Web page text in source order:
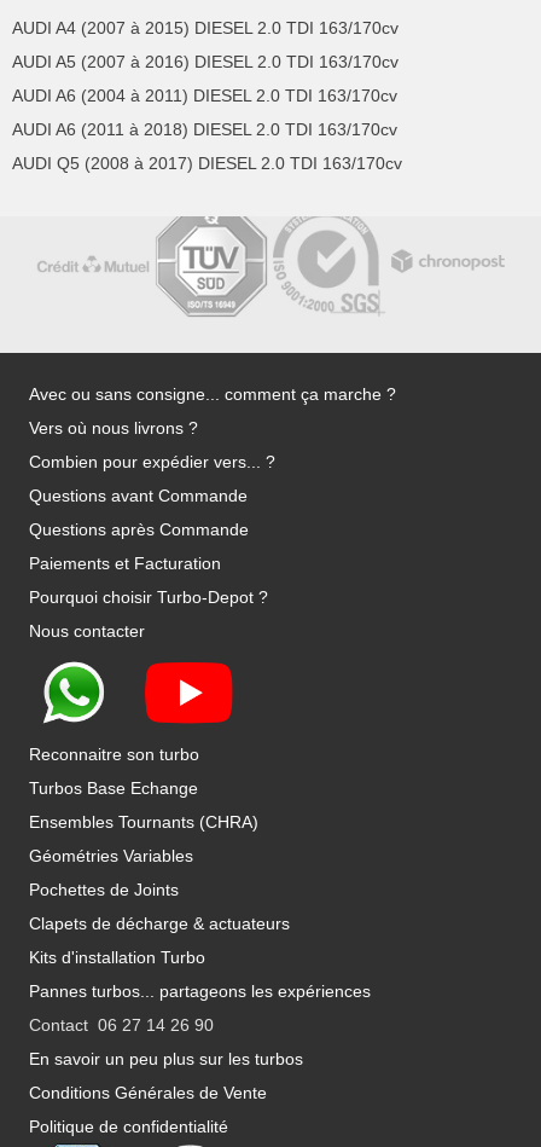
AUDI A4 (2007 à 2015) DIESEL 2.0 TDI 163/170cv
AUDI A5 (2007 à 2016) DIESEL 2.0 TDI 163/170cv
AUDI A6 (2004 à 2011) DIESEL 2.0 TDI 163/170cv
AUDI A6 (2011 à 2018) DIESEL 2.0 TDI 163/170cv
AUDI Q5 (2008 à 2017) DIESEL 2.0 TDI 163/170cv
Avec ou sans consigne... comment ça marche ?
Vers où nous livrons ?
Combien pour expédier vers... ?
Questions avant Commande
Questions après Commande
Paiements et Facturation
Pourquoi choisir Turbo-Depot ?
Nous contacter
Reconnaitre son turbo
Turbos Base Echange
Ensembles Tournants (CHRA)
Géométries Variables
Pochettes de Joints
Clapets de décharge & actuateurs
Kits d'installation Turbo
Pannes turbos... partageons les expériences
Contact 06 27 14 26 90
En savoir un peu plus sur les turbos
Conditions Générales de Vente
Politique de confidentialité